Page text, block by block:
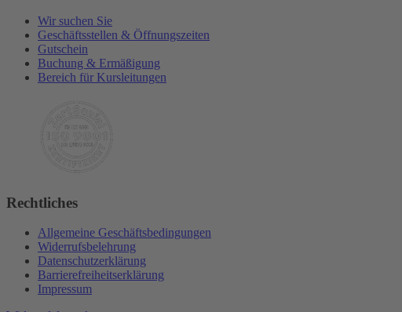
Wir suchen Sie
Geschäftsstellen & Öffnungszeiten
Gutschein
Buchung & Ermäßigung
Bereich für Kursleitungen
Rechtliches
Allgemeine Geschäftsbedingungen
Widerrufsbelehrung
Datenschutzerklärung
Barrierefreiheitserklärung
Impressum